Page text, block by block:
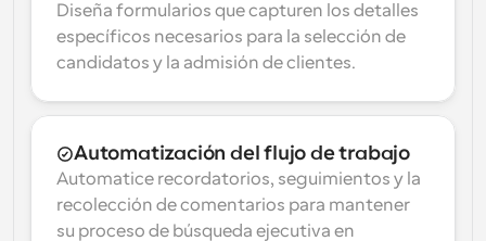
Diseña formularios que capturen los detalles
específicos necesarios para la selección de
candidatos y la admisión de clientes.
Automatización del flujo de trabajo
Automatice recordatorios, seguimientos y la
recolección de comentarios para mantener
su proceso de búsqueda ejecutiva en